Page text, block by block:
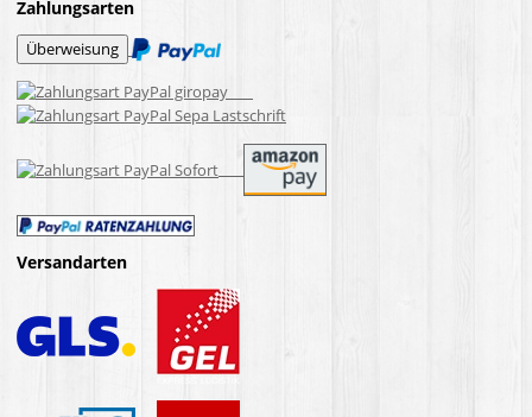
Zahlungsarten
Versandarten